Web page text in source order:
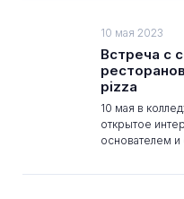
10 мая 2023
Встреча с
pizza
10 мая в
открытое
основателем и